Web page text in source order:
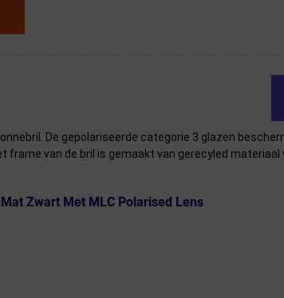
De gepolariseerde categorie 3 glazen
van de bril is gemaakt van gerecyled materiaal
Zwart Met MLC Polarised Lens